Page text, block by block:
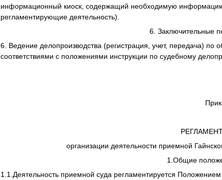
информационный киоск, содержащий необходимую
регламентирующие деятельность).
6. Заключительные
6. Ведение делопроизводства (регистрация, учет, передача) по
соответствиями с положениями инструкции по судебному
организации деятельности приемной
1.Общие
1.1.Деятельность приемной суда регламентируется